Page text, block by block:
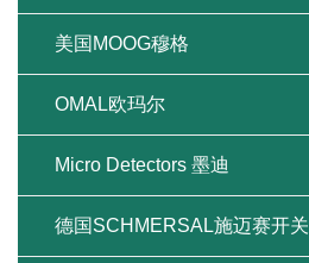
美国MOOG穆格
OMAL欧玛尔
Micro Detectors 墨迪
德国SCHMERSAL施迈赛开关